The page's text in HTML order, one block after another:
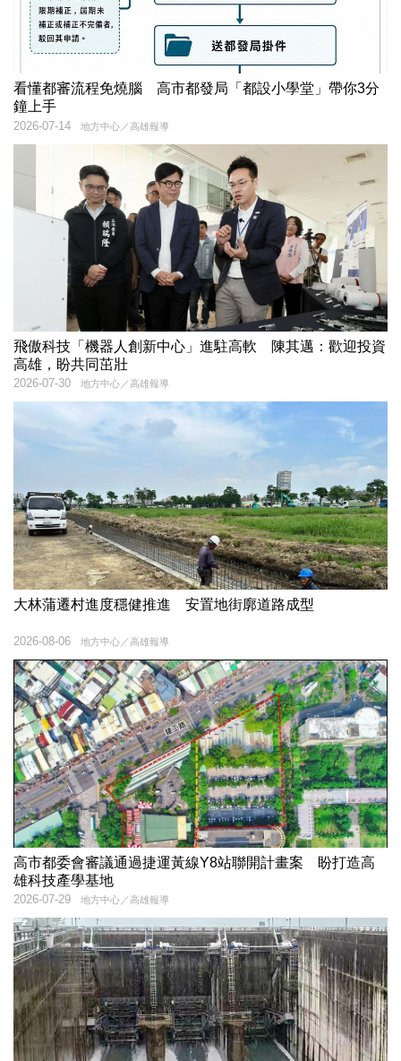
看懂都審流程免燒腦 高市都發局「都設小學堂」帶你3分
鐘上手
地方中心／高雄報導
2026-07-14
飛傲科技「機器人創新中心」進駐高軟 陳其邁：歡迎投資
高雄，盼共同茁壯
地方中心／高雄報導
2026-07-30
大林蒲遷村進度穩健推進 安置地街廓道路成型
地方中心／高雄報導
2026-08-06
高市都委會審議通過捷運黃線Y8站聯開計畫案 盼打造高
雄科技產學基地
地方中心／高雄報導
2026-07-29